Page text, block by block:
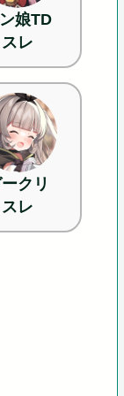
娘TD
スレ
クリ
スレ